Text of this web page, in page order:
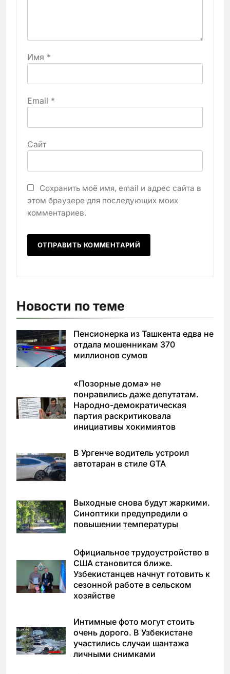
Имя *
Email *
Сайт
Сохранить моё имя, email и адрес сайта в
этом браузере для последующих моих
комментариев.
Новости по теме
Пенсионерка из Ташкента едва не
отдала мошенникам 370
миллионов сумов
«Позорные дома» не
понравились даже депутатам.
Народно-демократическая
партия раскритиковала
инициативы хокимиятов
В Ургенче водитель устроил
автотаран в стиле GTA
Выходные снова будут жаркими.
Синоптики предупредили о
повышении температуры
Официальное трудоустройство в
США становится ближе.
Узбекистанцев начнут готовить к
сезонной работе в сельском
хозяйстве
Интимные фото могут стоить
очень дорого. В Узбекистане
участились случаи шантажа
личными снимками